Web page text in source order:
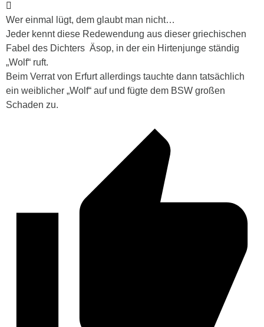
Wer einmal lügt, dem glaubt man nicht…
Jeder kennt diese Redewendung aus dieser griechischen
Fabel des Dichters Äsop, in der ein Hirtenjunge ständig
„Wolf“ ruft.
Beim Verrat von Erfurt allerdings tauchte dann tatsächlich
ein weiblicher „Wolf“ auf und fügte dem BSW großen
Schaden zu.